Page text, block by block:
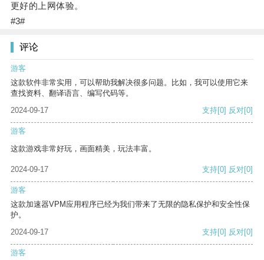
更好的上网体验。
#3#
评论
游客
这款软件非常实用，可以帮助我解决很多问题。比如，我可以使用它来
查找资料、翻译语言、编写代码等。
2024-09-17
支持[0] 反对[0]
游客
这款游戏非常好玩，画面精美，玩法丰富。
2024-09-17 支持[0] 反对[0]
游客
这款加速器VPM应用程序已经为我们带来了无限的隐私保护和安全性保
护。
2024-09-17
支持[0] 反对[0]
游客